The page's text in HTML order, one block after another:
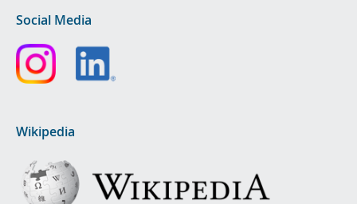
Social Media
Wikipedia